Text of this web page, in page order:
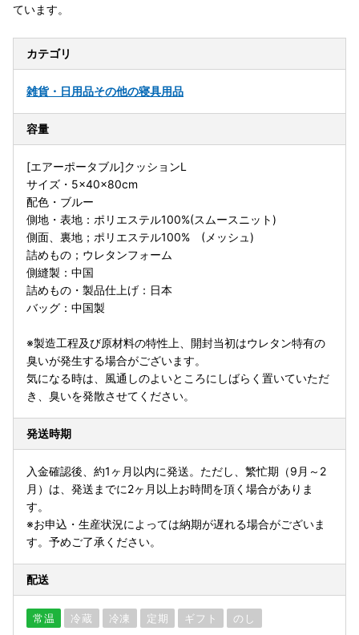
ています。
カテゴリ
雑貨・日用品その他の寝具用品
容量
[エアーポータブル]クッションL
サイズ・5×40×80cm
配色・ブルー
側地・表地：ポリエステル100%(スムースニット)
側面、裏地；ポリエステル100% (メッシュ)
詰めもの；ウレタンフォーム
側縫製：中国
詰めもの・製品仕上げ：日本
バッグ：中国製
※製造工程及び原材料の特性上、開封当初はウレタン特有の
臭いが発生する場合がございます。
気になる時は、風通しのよいところにしばらく置いていただ
き、臭いを発散させてください。
発送時期
入金確認後、約1ヶ月以内に発送。ただし、繁忙期（9月～2
月）は、発送までに2ヶ月以上お時間を頂く場合がありま
す。
※お申込・生産状況によっては納期が遅れる場合がございま
す。予めご了承ください。
配送
常温 冷蔵 冷凍 定期 ギフト のし